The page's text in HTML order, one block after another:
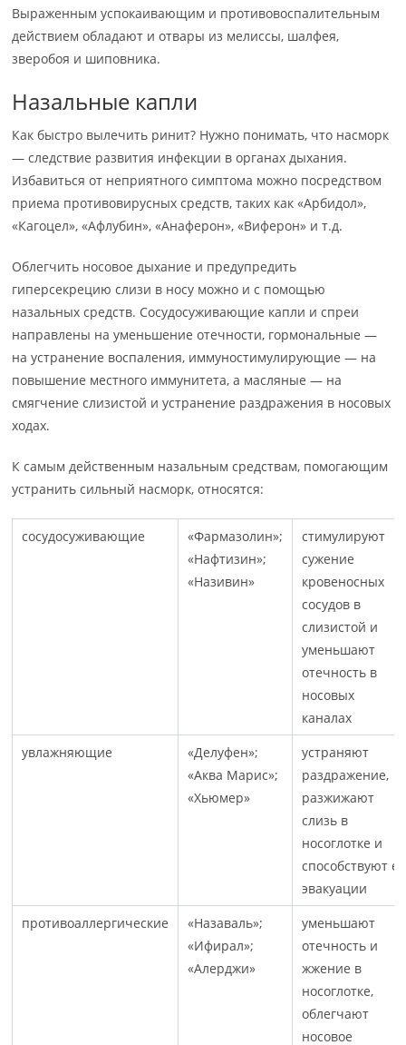
Выраженным успокаивающим и противовоспалительным
действием обладают и отвары из мелиссы, шалфея,
зверобоя и шиповника.
Назальные капли
Как быстро вылечить ринит? Нужно понимать, что насморк
— следствие развития инфекции в органах дыхания.
Избавиться от неприятного симптома можно посредством
приема противовирусных средств, таких как «Арбидол»,
«Кагоцел», «Афлубин», «Анаферон», «Виферон» и т.д.
Облегчить носовое дыхание и предупредить
гиперсекрецию слизи в носу можно и с помощью
назальных средств. Сосудосуживающие капли и спреи
направлены на уменьшение отечности, гормональные —
на устранение воспаления, иммуностимулирующие — на
повышение местного иммунитета, а масляные — на
смягчение слизистой и устранение раздражения в носовых
ходах.
К самым действенным назальным средствам, помогающим
устранить сильный насморк, относятся:
сосудосуживающие
«Фармазолин»;
«Нафтизин»;
«Називин»
стимулируют
сужение
кровеносных
сосудов в
слизистой и
уменьшают
отечность в
носовых
каналах
увлажняющие
«Делуфен»;
«Аква Марис»;
«Хьюмер»
устраняют
раздражение,
разжижают
слизь в
носоглотке и
способствуют ее
эвакуации
противоаллергические
«Назаваль»;
«Ифирал»;
«Алерджи»
уменьшают
отечность и
жжение в
носоглотке,
облегчают
носовое